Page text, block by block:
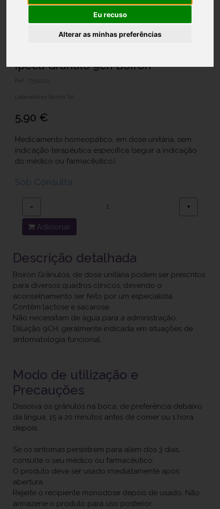
Eu recuso
Alterar as minhas preferências
Ipeca Granulo 9ch Boiron
Ref.: 7332221
Laboratoires Boiron SA
5,90 €
Medicamento homeopático, em dose unitária, sem
indicação terapêutica específica (seguir a indicação
do médico ou farmacêutico).
− +
Adicionar
Descrição detalhada
Boiron Grânulos, de dose unitária podem ser prescritos
para diversos quadros clínicos, devendo o
aconselhamento ser feito por um especialista.
Contêm lactose e sacarose.
Não necessitam de água para a administração.
Diluição 9CH: geralmente indicada em situações de
sintomatologia funcional.
Modo de utilização e
Precauções
Dissolva os grânulos na boca, de preferência debaixo
da língua, 15 a 20 minutos antes de comer ou 1 hora
depois.
Se os sintomas persistirem para além dos 3 dias,
consulte o seu médico ou farmacêutico.
O produto deve ser usado imediatamente após
abertura.
Rejeite o recipiente monodose depois de usado. Não
armazene o produto para uso posterior.